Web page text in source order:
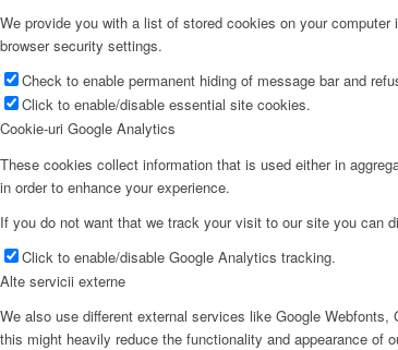
We provide you with a list of stored cookies on your
browser security settings.
Check to enable permanent hiding of message bar and
Click to enable/disable essential site cookies.
Cookie-uri Google Analytics
These cookies collect information that is used either in
in order to enhance your experience.
If you do not want that we track your visit to our site you can
Click to enable/disable Google Analytics tracking.
Alte servicii externe
We also use different external services like Google
this might heavily reduce the functionality and appearance of